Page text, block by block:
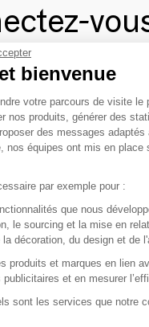
les
au mieux de
préférées, créez-
Les produits de milliers de
et sélections
bienvenue
votre parcours de visite le
nos produits, générer des
des messages
nos équipes ont mis en place
par exemple pour :
que nous
le sourcing et la mise en
la décoration, du design et de
produits et marques en lien
et en mesurer
sont les services que notre